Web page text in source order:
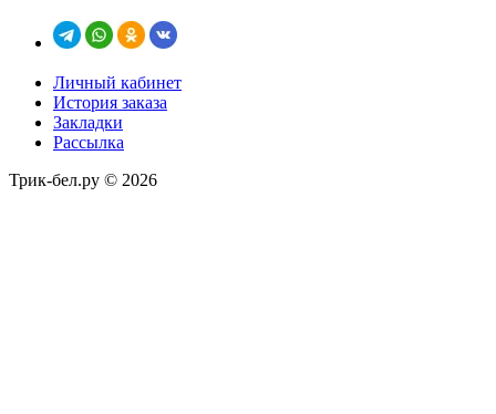
Личный кабинет
История заказа
Закладки
Рассылка
Трик-бел.ру © 2026